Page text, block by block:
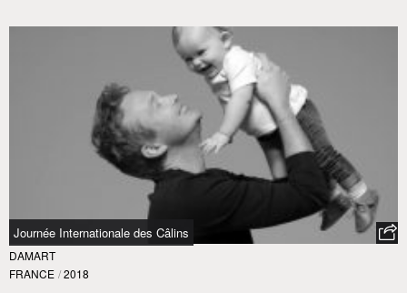
Journée Internationale des Câlins
DAMART
FRANCE / 2018